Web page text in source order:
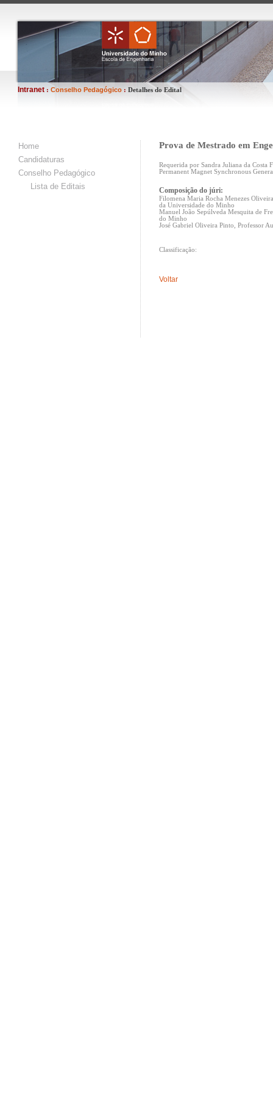
Intranet : Conselho Pedagógico : Detalhes do Edital
Home
Candidaturas
Conselho Pedagógico
Lista de Editais
Prova de Mestrado em
Requerida por Sandra Juliana da
Permanent Magnet Synchronous
Composição do júri:
Filomena Maria Rocha Menezes
da Universidade do Minho
Manuel João Sepúlveda Mesquita de
do Minho
José Gabriel Oliveira Pinto, Professor
Classificação:
Voltar